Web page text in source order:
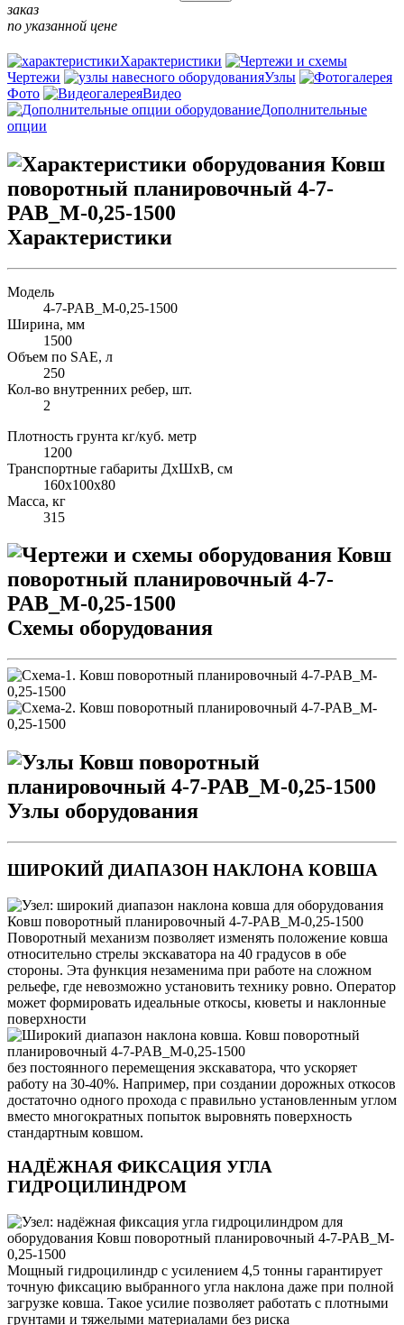
заказ
по указанной цене
Характеристики
Чертежи
Узлы
Фото
Видео
Дополнительные
опции
Характеристики
Модель
4-7-PAB_M-0,25-1500
Ширина, мм
1500
Объем по SAE, л
250
Кол-во внутренних ребер, шт.
2
Плотность грунта кг/куб. метр
1200
Транспортные габариты ДхШхВ, см
160х100х80
Масса, кг
315
Схемы оборудования
Узлы оборудования
ШИРОКИЙ ДИАПАЗОН НАКЛОНА КОВША
Поворотный механизм позволяет изменять положение ковша
относительно стрелы экскаватора на 40 градусов в обе
стороны. Эта функция незаменима при работе на сложном
рельефе, где невозможно установить технику ровно. Оператор
может формировать идеальные откосы, кюветы и наклонные
поверхности
без постоянного перемещения экскаватора, что ускоряет
работу на 30-40%. Например, при создании дорожных откосов
достаточно одного прохода с правильно установленным углом
вместо многократных попыток выровнять поверхность
стандартным ковшом.
НАДЁЖНАЯ ФИКСАЦИЯ УГЛА
ГИДРОЦИЛИНДРОМ
Мощный гидроцилиндр с усилением 4,5 тонны гарантирует
точную фиксацию выбранного угла наклона даже при полной
загрузке ковша. Такое усилие позволяет работать с плотными
грунтами и тяжелыми материалами без риска